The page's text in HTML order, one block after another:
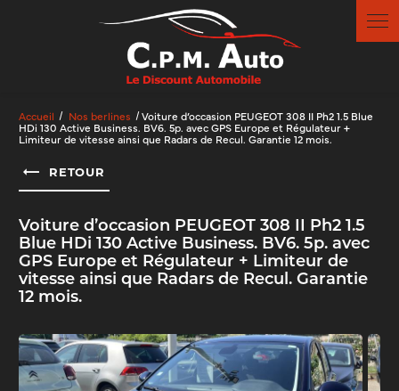
Accueil Nos berlines
Voiture d’occasion PEUGEOT 308 II Ph2 1.5 Blue
HDi 130 Active Business. BV6. 5p. avec GPS Europe et Régulateur +
Limiteur de vitesse ainsi que Radars de Recul. Garantie 12 mois.
RETOUR
Voiture d’occasion PEUGEOT 308 II Ph2 1.5
Blue HDi 130 Active Business. BV6. 5p. avec
GPS Europe et Régulateur + Limiteur de
vitesse ainsi que Radars de Recul. Garantie
12 mois.
Panneau de gestion des cookies